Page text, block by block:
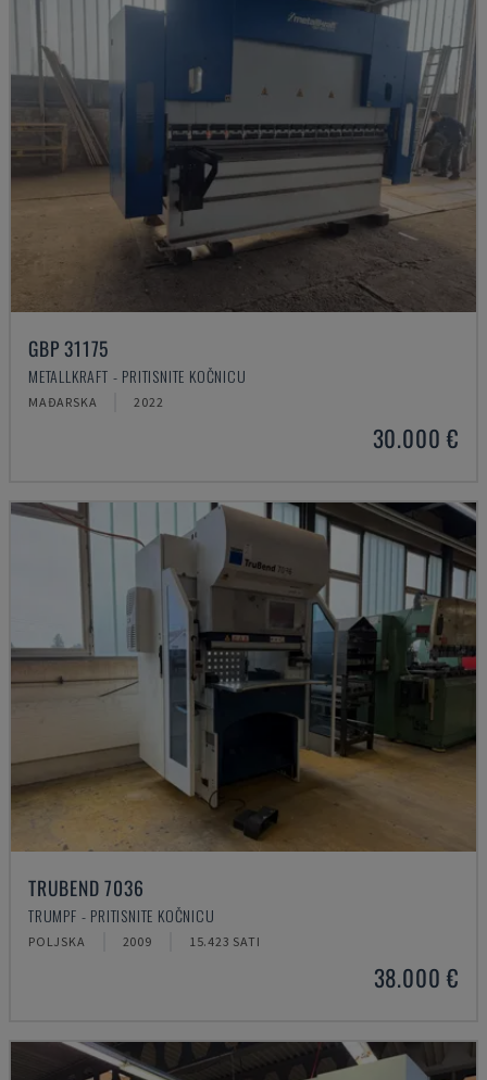
GBP 31175
METALLKRAFT - PRITISNITE KOČNICU
MAĐARSKA 2022
30.000 €
TRUBEND 7036
TRUMPF - PRITISNITE KOČNICU
POLJSKA 2009 15.423 SATI
38.000 €